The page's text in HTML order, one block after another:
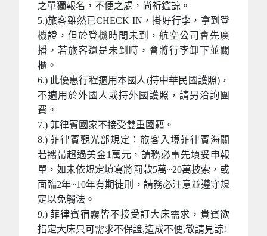
之單獨報名，不便之處，尚祈鑑諒。
5.)旅客雖然已CHECK IN，掛好行李，拿到登
機證，但於登機時間未到，航空公司會先廣
播，若旅客還是未到時，會將行李卸下並關
櫃。
6.) 此優惠行程適用本國人(持中華民國護照)，
不適用於外國人或持外國護照，請另洽詢團
費。
7.) 菲律賓國家不接受雙重國籍。
8.) 菲律賓觀光部規定：旅客入境菲律賓海關
若攜帶超過美金1萬元，請務必事先填妥申報
單，如未依規定填寫將罰款5萬~20萬披索，或
面臨2年~10年有期徒刑，請務必注意並遵守規
定以免觸法。
9.) 菲律賓宿霧皆不接受訂大床需求，貴賓欲
指定大床只可需求不保證,造成不便,敬請見諒!